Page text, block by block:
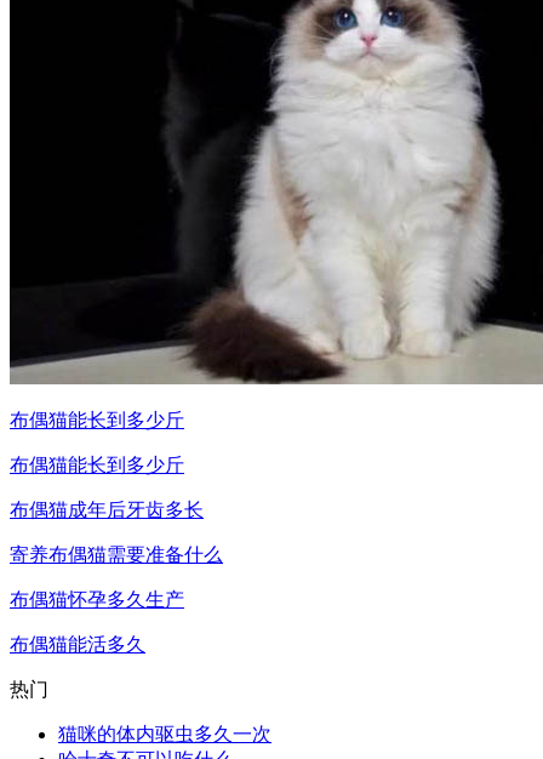
布偶猫能长到多少斤
布偶猫能长到多少斤
布偶猫成年后牙齿多长
寄养布偶猫需要准备什么
布偶猫怀孕多久生产
布偶猫能活多久
热门
猫咪的体内驱虫多久一次